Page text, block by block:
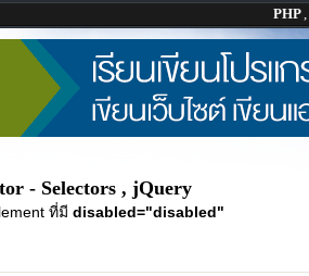
PHP,
- Selectors , jQuery
ที่มี disabled="disabled"